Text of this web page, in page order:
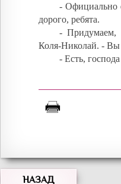
- Официально
дорого, ребята.
- Придумаем,
Коля-Николай. - Вы
- Есть,
НАЗАД